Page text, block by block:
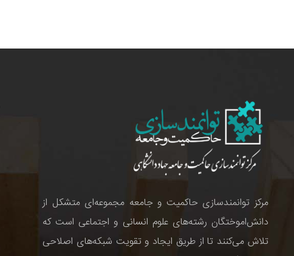
مرکز توانمندسازی حاکمیت و جامعه مجموعه‌ای متشکل از
دانش‌اموختگان رشته‌های علوم انسانی و اجتماعی است که
تلاش می‌کنند تا از طریق ایجاد و تقویت شبکه‌های اصلاحی